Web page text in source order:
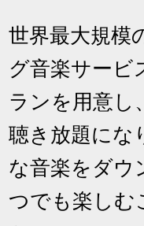
世界最大規模
グ音楽サービ
ランを用意し
聴き放題にな
な音楽をダウ
つでも楽しむ